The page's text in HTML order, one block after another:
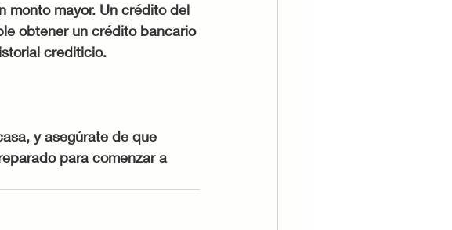
monto mayor. Un crédito del
obtener un crédito bancario
crediticio.
y asegúrate de que
para comenzar a